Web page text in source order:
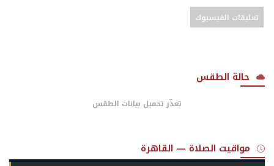
تعليقات الفيسبوك
حالة الطقس
تعذّر تحميل بيانات الطقس
مواقيت الصلاة — القاهرة